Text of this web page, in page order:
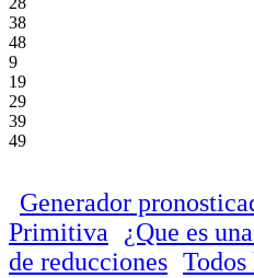
38
48
9
19
29
39
49
Generador
Primitiva
¿Que es
de reducciones Todos